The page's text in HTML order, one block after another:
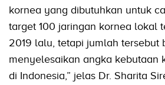
kornea yang dibutuhkan untuk
target 100 jaringan kornea lokal
2019 lalu, tetapi jumlah tersebut
menyelesaikan angka kebutaan
di Indonesia,” jelas Dr. Sharita